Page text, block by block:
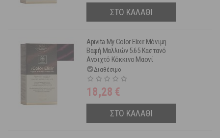
ΣΤΟ ΚΑΛΑΘΙ
Apivita My Color Elixir Μόνιμη
Βαφή Μαλλιών 5.65 Καστανό
Ανοιχτό Κόκκινο Μαονί
Διαθέσιμο
18,28 €
ΣΤΟ ΚΑΛΑΘΙ